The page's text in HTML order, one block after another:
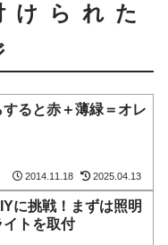
けられた
ると赤＋薄緑＝オレ
2014.11.18 2025.04.13
に挑戦！まずは照明
トを取付